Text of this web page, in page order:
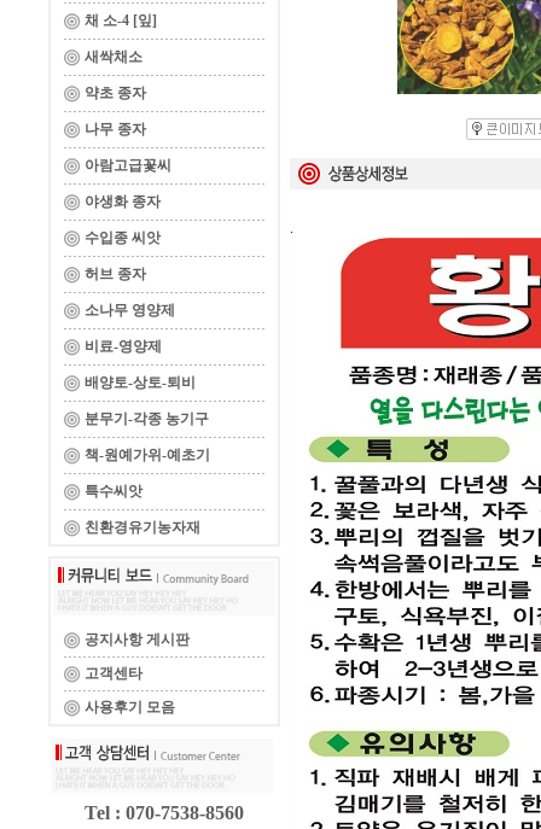
채 소-4 [잎]
새싹채소
약초 종자
나무 종자
아람고급꽃씨
야생화 종자
수입종 씨앗
허브 종자
소나무 영양제
비료-영양제
배양토-상토-퇴비
분무기-각종 농기구
책-원예가위-예초기
특수씨앗
친환경유기농자재
공지사항 게시판
고객센타
사용후기 모음
Tel : 070-7538-8560
.